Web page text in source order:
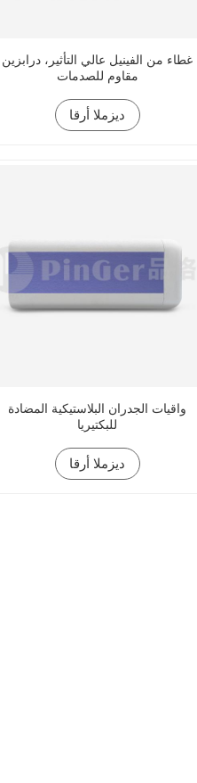
غطاء من الفينيل عالي التأثير، درابزين
مقاوم للصدمات
ديزملا أرقا
واقيات الجدران البلاستيكية المضادة
للبكتيريا
ديزملا أرقا